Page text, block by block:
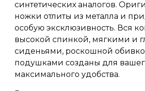
синтетических аналогов.
ножки отлиты из металла и
особую эксклюзивность. Вся
высокой спинкой, мягкими и
сиденьями, роскошной
подушками созданы для
максимального удобства.